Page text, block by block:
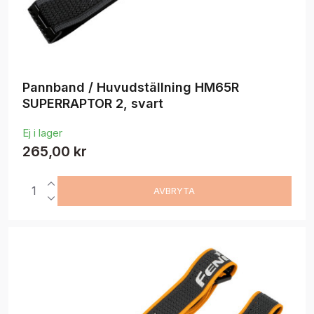
Ej i lager
Pannband / Huvudställning HM65R
SUPERRAPTOR 2, svart
265,00 kr
AVBRYTA